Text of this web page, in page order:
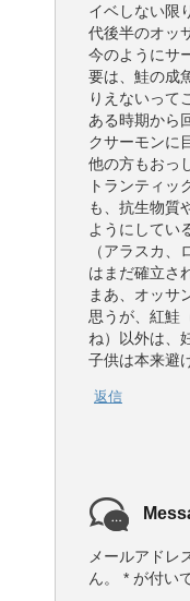
イベしない限
代後半のオッ
今のようにサ
要は、鮭の成
りえないって
ある時期から
クサーモンに
他の方もおっ
トランティッ
も、抗生物質
ようにしてい
（アラスカ
はまだ確立さ
まあ、オッサ
思うが、紅鮭
ね）以外は、
子供は本来避
返信
メールアドレ
ん。
* が付い